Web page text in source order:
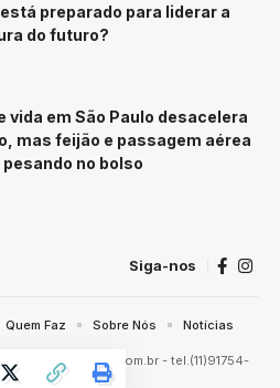
preparado para liderar a
do futuro?
vida em São Paulo desacelera
mas feijão e passagem aérea
no bolso
Siga-nos
- tel.(11)91754-
6532
Quem Faz Sobre Nós Notícias